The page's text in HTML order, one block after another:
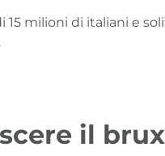
15 milioni di italiani e
.
il